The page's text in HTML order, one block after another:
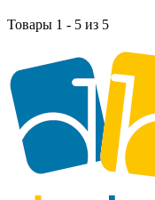
Товары 1 - 5 из 5